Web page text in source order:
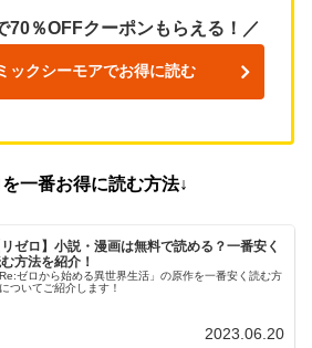
70％OFFクーポンもらえる！／
ックシーモアでお得に読む
を一番お得に読む方法↓
リゼロ】小説・漫画は無料で読める？一番安く
方法を紹介！
Re:ゼロから始める異世界生活」の原作を一番安く読む方
ついてご紹介します！
2023.06.20